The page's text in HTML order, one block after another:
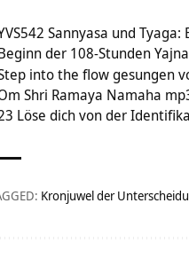
Sannyasa und
der 108-Stunden
into the flow gesungen
Shri Ramaya Namaha
Löse dich von der
Kronjuwel der